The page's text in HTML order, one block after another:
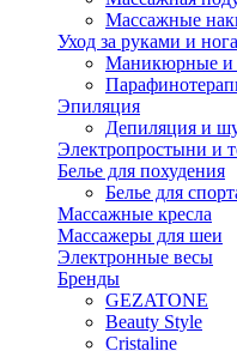
Массажные
Уход за руками и
Маникюрные и
Эпиляция
Депиляция и
Электропростыни и
Белье для похудения
Белье для
Массажные кресла
Массажеры для шеи
Электронные весы
Бренды
GEZATONE
Beauty Style
Cristaline